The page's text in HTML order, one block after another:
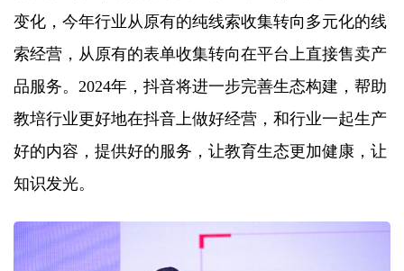
变化，今年行业从原有的纯线索收集转向多元化的线
索经营，从原有的表单收集转向在平台上直接售卖产
品服务。2024年，抖音将进一步完善生态构建，帮助
教培行业更好地在抖音上做好经营，和行业一起生产
好的内容，提供好的服务，让教育生态更加健康，让
知识发光。